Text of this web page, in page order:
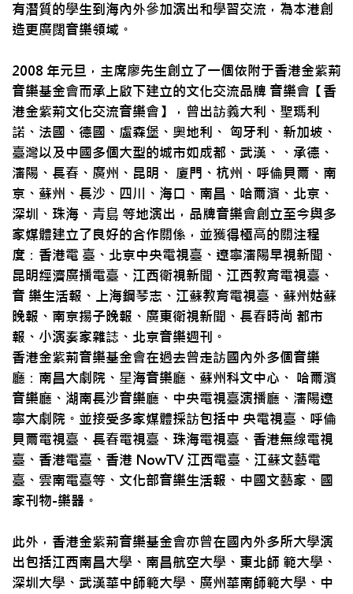
有潛質的學生到海內外參加演出和學習交流，為本港創
造更廣闊音樂領域。
2008 年元旦，主席廖先生創立了一個依附于香港金紫荊
音樂基金會而承上啟下建立的文化交流品牌 音樂會【香
港金紫荊文化交流音樂會】，曾出訪義大利、聖瑪利
諾、法國、德國、盧森堡、奧地利、 匈牙利、新加坡、
臺灣以及中國多個大型的城市如成都、武漢、、承德、
瀋陽、長春、廣州、昆明、 廈門、杭州、呼倫貝爾、南
京、蘇州、長沙、四川、海口、南昌、哈爾濱、北京、
深圳、珠海、青島 等地演出，品牌音樂會創立至今與多
家媒體建立了良好的合作關係，並獲得極高的關注程
度：香港電 臺、北京中央電視臺、遼寧瀋陽早視新聞、
昆明經濟廣播電臺、江西衛視新聞、江西教育電視臺、
音 樂生活報、上海鋼琴志、江蘇教育電視臺、蘇州姑蘇
晚報、南京揚子晚報、廣東衛視新聞、長春時尚 都市
報、小演奏家雜誌、北京音樂週刊。
香港金紫荊音樂基金會在過去曾走訪國內外多個音樂
廳：南昌大劇院、星海音樂廳、蘇州科文中心、 哈爾濱
音樂廳、湖南長沙音樂廳、中央電視臺演播廳、瀋陽遼
寧大劇院。並接受多家媒體採訪包括中 央電視臺、呼倫
貝爾電視臺、長春電視臺、珠海電視臺、香港無線電視
臺、香港電臺、香港 NowTV 江西電臺、江蘇文藝電
臺、雲南電臺等、文化部音樂生活報、中國文藝家、國
家刊物-樂器。
此外，香港金紫荊音樂基金會亦曾在國內外多所大學演
出包括江西南昌大學、南昌航空大學、東北師 範大學、
深圳大學、武漢華中師範大學、廣州華南師範大學、中